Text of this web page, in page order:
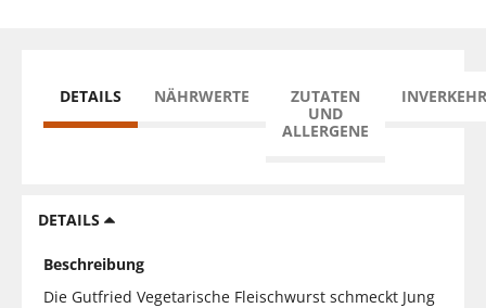
DETAILS NÄHRWERTE
ZUTATEN
UND
ALLERGENE
DETAILS
Beschreibung
Die Gutfried Vegetarische Fleischwurst schmeckt Jung